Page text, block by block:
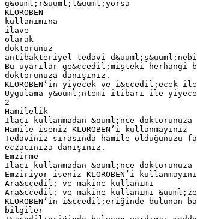
g&ouml;r&uuml;l&uuml;yorsa
KLOROBEN
kullanımına
ilave
olarak
doktorunuz
antibakteriyel tedavi
Bu uyarılar ge&ccedil;mişteki
doktorunuza danışınız.
KLOROBEN’in yiyecek ve i&ccedil;ecek
Uygulama y&ouml;ntemi itibarı ile
2
Hamilelik
İlacı kullanmadan &ouml;nce doktorunuza
Hamile iseniz KLOROBEN’i kullanmayınız
Tedaviniz sırasında hamile olduğunuzu
eczacınıza danışınız.
Emzirme
İlacı kullanmadan &ouml;nce doktorunuza
Emziriyor iseniz KLOROBEN’i
Ara&ccedil; ve makine kullanımı
Ara&ccedil; ve makine kullanımı
KLOROBEN’in i&ccedil;eriğinde bulunan
bilgiler